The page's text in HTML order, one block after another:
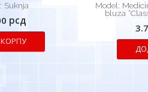
Suknja
рсд
КОРПУ
Model:
bluza